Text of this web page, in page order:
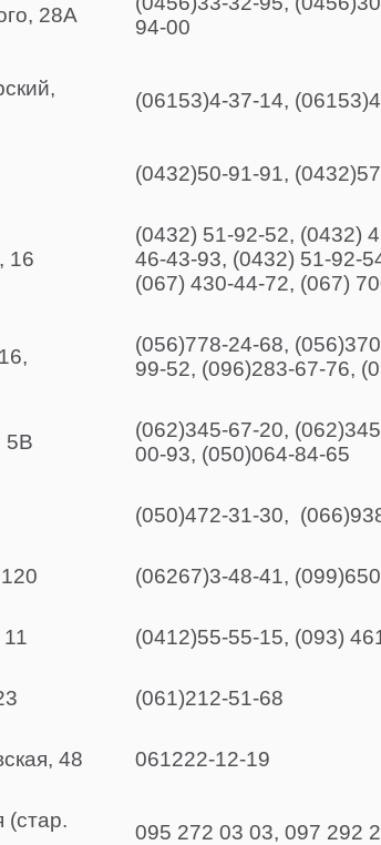
28А
94-00
(06153)4-37-14,
(0432)50-91-91,
16
(0432) 51-92-52, (0432)
46-43-93, (0432) 51-92-
(067) 430-44-72, (067)
(056)778-24-68,
99-52, (096)283-67-76,
5В
(062)345-67-20,
00-93, (050)064-84-65
(050)472-31-30,
(06267)3-48-41,
(0412)55-55-15, (093)
(061)212-51-68
48 061222-12-19
(стар.
095 272 03 03, 097 292